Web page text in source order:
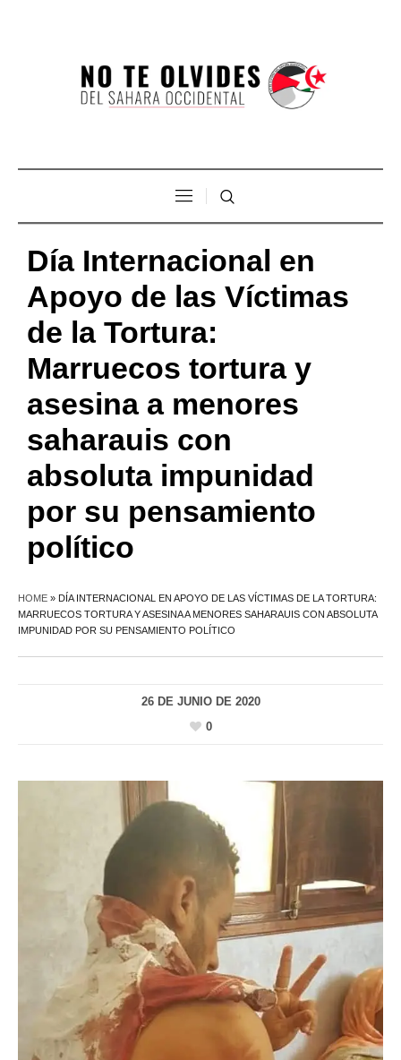
Día Internacional en
Apoyo de las Víctimas
de la Tortura:
Marruecos tortura y
asesina a menores
saharauis con
absoluta impunidad
por su pensamiento
político
HOME » DÍA INTERNACIONAL EN APOYO DE LAS VÍCTIMAS DE LA TORTURA:
MARRUECOS TORTURA Y ASESINA A MENORES SAHARAUIS CON ABSOLUTA
IMPUNIDAD POR SU PENSAMIENTO POLÍTICO
26 DE JUNIO DE 2020
0